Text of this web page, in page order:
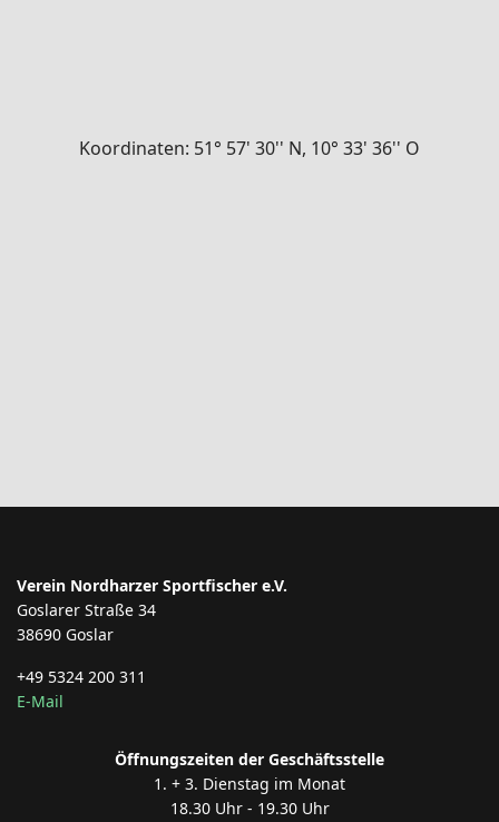
Koordinaten: 51° 57' 30'' N, 10° 33' 36'' O
Verein Nordharzer Sportfischer e.V.
Goslarer Straße 34
38690 Goslar
+49 5324 200 311
E-Mail
Öffnungszeiten der Geschäftsstelle
1. + 3. Dienstag im Monat
18.30 Uhr - 19.30 Uhr